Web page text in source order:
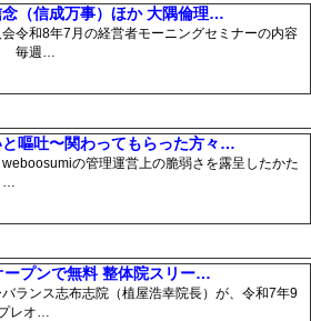
（信成万事）ほか 大隅倫理…
令和8年7月の経営者モーニングセミナーの内容
毎週…
嘔吐〜関わってもらった方々…
の管理運営上の脆弱さを露呈したかた
ープンで無料 整体院スリー…
ランス志布志院（植屋浩幸院長）が、令和7年9
レオ…